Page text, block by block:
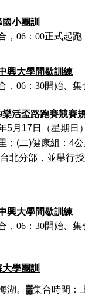
小團訓
，06：00正式起
興大學間歇訓練
，06：30開始、
樂活盃路跑賽競賽
5月 17日（星期日
； (二)健康組： 4
北分部，並舉行
興大學間歇訓練
，06：30開始、
學團訓
湖 。 ▓集合時間：